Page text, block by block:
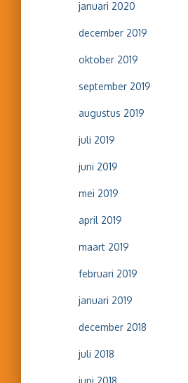
januari 2020
december 2019
oktober 2019
september 2019
augustus 2019
juli 2019
juni 2019
mei 2019
april 2019
maart 2019
februari 2019
januari 2019
december 2018
juli 2018
juni 2018